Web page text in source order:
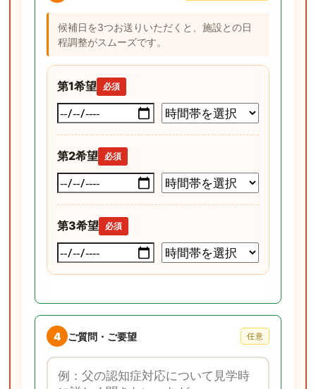
候補日を3つお送りいただくと、施設との日
程調整がスムーズです。
第1希望 必須
第2希望 必須
第3希望 必須
4 ご質問・ご要望 任意
ご質問・ご要望